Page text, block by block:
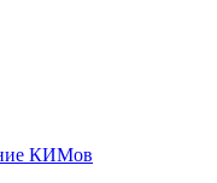
КИМов